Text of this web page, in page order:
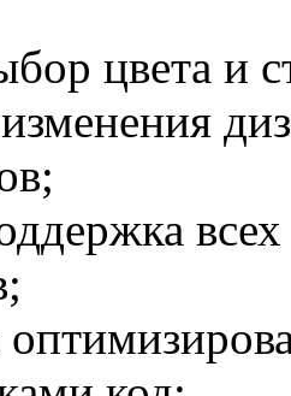
цвета и